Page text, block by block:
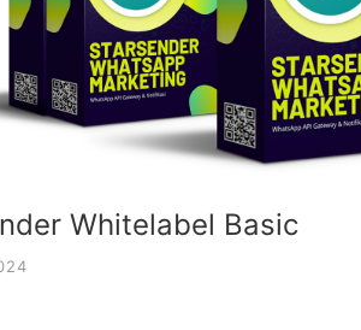
Whitelabel Basic